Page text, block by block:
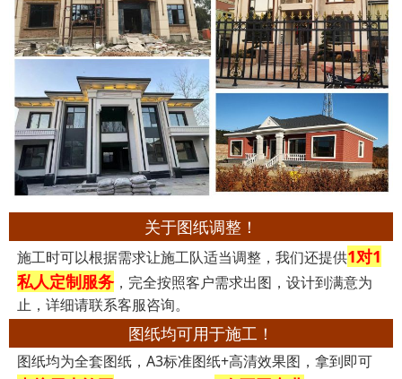
关于图纸调整！
施工时可以根据需求让施工队适当调整，我们还提供1对1
私人定制服务，完全按照客户需求出图，设计到满意为
止，详细请联系客服咨询。
图纸均可用于施工！
图纸均为全套图纸，A3标准图纸+高清效果图，拿到即可